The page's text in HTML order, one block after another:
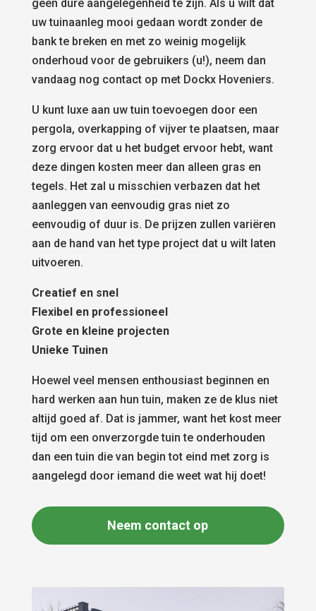
geen dure aangelegenheid te zijn. Als u wilt dat
uw tuinaanleg mooi gedaan wordt zonder de
bank te breken en met zo weinig mogelijk
onderhoud voor de gebruikers (u!), neem dan
vandaag nog contact op met Dockx Hoveniers.
U kunt luxe aan uw tuin toevoegen door een
pergola, overkapping of vijver te plaatsen, maar
zorg ervoor dat u het budget ervoor hebt, want
deze dingen kosten meer dan alleen gras en
tegels. Het zal u misschien verbazen dat het
aanleggen van eenvoudig gras niet zo
eenvoudig of duur is. De prijzen zullen variëren
aan de hand van het type project dat u wilt laten
uitvoeren.
Creatief en snel
Flexibel en professioneel
Grote en kleine projecten
Unieke Tuinen
Hoewel veel mensen enthousiast beginnen en
hard werken aan hun tuin, maken ze de klus niet
altijd goed af. Dat is jammer, want het kost meer
tijd om een onverzorgde tuin te onderhouden
dan een tuin die van begin tot eind met zorg is
aangelegd door iemand die weet wat hij doet!
Neem contact op